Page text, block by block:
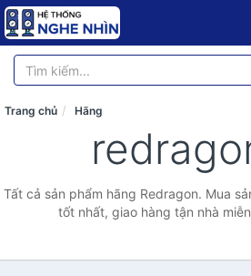
Trang chủ Hãng
Tất cả sản phẩm hãng Redragon. Mua
tốt nhất, giao hàng tận nhà